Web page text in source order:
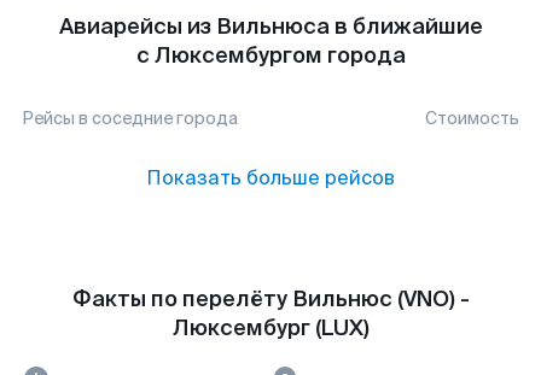
Авиарейсы из Вильнюса в ближайшие
с Люксембургом города
Рейсы в соседние города Стоимость
Показать больше рейсов
Факты по перелёту Вильнюс (VNO) -
Люксембург (LUX)